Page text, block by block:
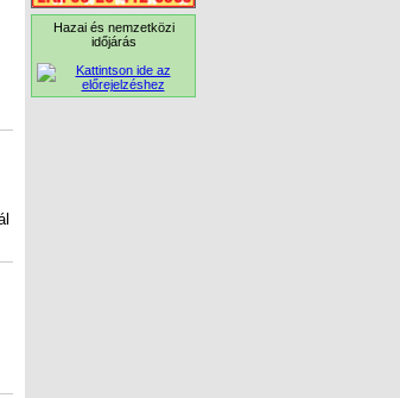
Hazai és nemzetközi
időjárás